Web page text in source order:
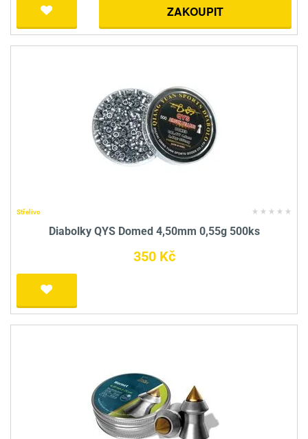
ZAKOUPIT
Střelivo
Diabolky QYS Domed 4,50mm 0,55g 500ks
350 Kč